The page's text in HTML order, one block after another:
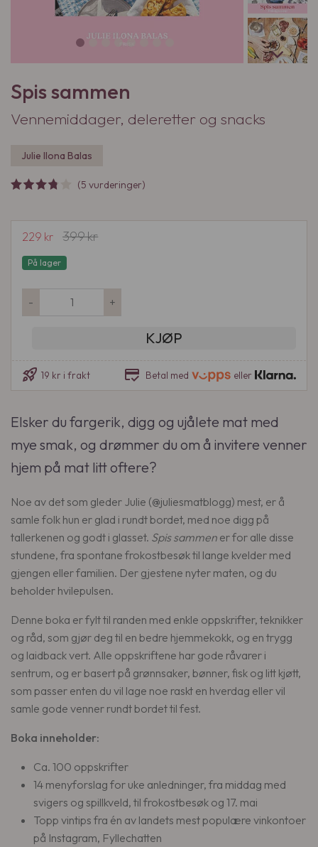
Spis sammen
Vennemiddager, deleretter og snacks
Julie Ilona Balas
(5 vurderinger)
399kr
O
p
p
r
e
l
p
r
i
v
a
r
:
3
9
k
r
.
229 kr
N
å
v
æ
d
e
i
s
e
:
2
2
9
k
.
På lager
-
p
s
a
m
n
a
t
a
l
l
+
KJØP
rocket_launch 19 kr i frakt credit_score Betal med eller
Elsker du fargerik, digg og ujålete mat med
mye smak, og drømmer du om å invitere venner
hjem på mat litt oftere?
Noe av det som gleder Julie (@juliesmatblogg) mest, er å
samle folk hun er glad i rundt bordet, med noe digg på
tallerkenen og godt i glasset. Spis sammen er for alle disse
stundene, fra spontane frokostbesøk til lange kvelder med
gjengen eller familien. Der gjestene nyter maten, og du
beholder hvilepulsen.
Denne boka er fylt til randen med enkle oppskrifter, teknikker
og råd, som gjør deg til en bedre hjemmekokk, og en trygg
og laidback vert. Alle oppskriftene har gode råvarer i
sentrum, og er basert på grønnsaker, bønner, fisk og litt kjøtt,
som passer enten du vil lage noe raskt en hverdag eller vil
samle gode venner rundt bordet til fest.
Boka inneholder:
Ca. 100 oppskrifter
14 menyforslag for uke anledninger, fra middag med
svigers og spillkveld, til frokostbesøk og 17. mai
Topp vintips fra én av landets mest populære vinkontoer
på Instagram, Fyllechatten